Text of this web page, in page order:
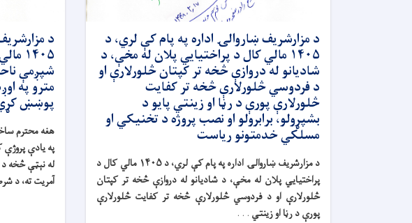
د مزارشریف ښاروالۍ اداره په پام کې لري، د
۱۴۰۵ مالي کال د پراختیایي پلان له مخې، د
شادیانو له دروازې څخه تر کپتان څلورلارې او
د فردوسي څلورلارې څخه تر کفایت
څلورلارې پورې د رڼا او زینتي پایو د
بشپړولو، برابرولو او نصب پروژه د تخنیکي او
مسلکي خدمتونو ریاست
د مزارشریف ښاروالۍ اداره په پام کې لري، د
۱۴۰۵ مالي کال د
پراختیایي پلان له مخې، د شادیانو له دروازې څخه تر کپتان
څلورلارې او د فردوسي څلورلارې څخه تر کفایت څلورلارې
پورې د رڼا او زینتي . . .
د
مترو په
پوښښ
هغه محترم
په یادې
له نېټې څخه د
آمریت ته، د